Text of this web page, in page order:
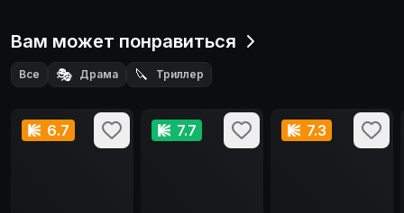
Вам может понравиться
Все 🎭 Драма 🔪 Триллер
6.7 7.7 7.3